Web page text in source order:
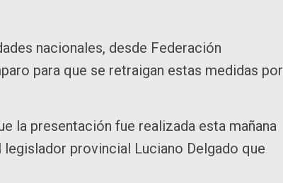
nacionales, desde Federación
para que se retraigan estas medidas por
la presentación fue realizada esta mañana
provincial Luciano Delgado que